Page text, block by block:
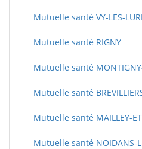
Mutuelle santé VY-LES-
Mutuelle santé RIGNY
Mutuelle santé
Mutuelle santé
Mutuelle santé MAILLEY-
Mutuelle santé NOIDANS-